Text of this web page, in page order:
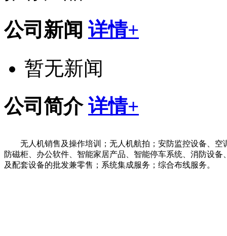
公司新闻 详情+
暂无新闻
公司简介 详情+
无人机销售及操作培训；无人机航拍；安防监控设备、
防磁柜、办公软件、智能家居产品、智能停车系统、消防设
及配套设备的批发兼零售；系统集成服务；综合布线服务。